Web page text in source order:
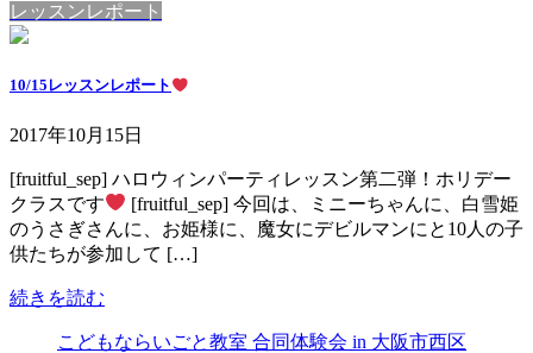
レッスンレポート
10/15レッスンレポート
2017年10月15日
[fruitful_sep] ハロウィンパーティレッスン第二弾！ホリデー
クラスです
[fruitful_sep] 今回は、ミニーちゃんに、白雪姫
のうさぎさんに、お姫様に、魔女にデビルマンにと10人の子
供たちが参加して […]
続きを読む
こどもならいごと教室 合同体験会 in 大阪市西区